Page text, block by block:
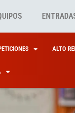
ALTO